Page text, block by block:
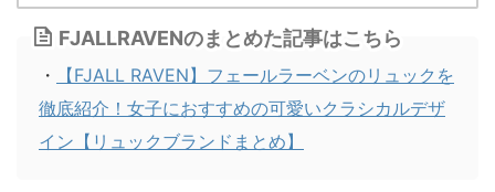
FJALLRAVENのまとめた記事はこちら
・
【FJALL RAVEN】フェールラーベンのリュックを
徹底紹介！女子におすすめの可愛いクラシカルデザ
イン【リュックブランドまとめ】